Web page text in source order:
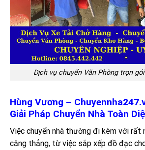
Dịch vụ chuyển Văn Phòng trọn
Hùng Vương –
Giải Pháp Chuyển Nhà Toàn
Việc chuyển nhà thường đi kèm với rất
căng thẳng, từ việc sắp xếp đồ đạc